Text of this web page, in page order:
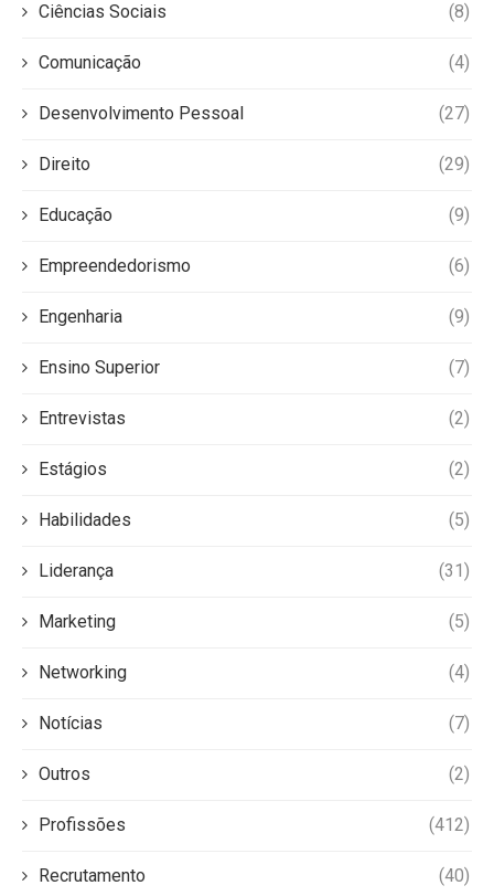
Ciências Sociais (8)
Comunicação (4)
Desenvolvimento Pessoal (27)
Direito (29)
Educação (9)
Empreendedorismo (6)
Engenharia (9)
Ensino Superior (7)
Entrevistas (2)
Estágios (2)
Habilidades (5)
Liderança (31)
Marketing (5)
Networking (4)
Notícias (7)
Outros (2)
Profissões (412)
Recrutamento (40)